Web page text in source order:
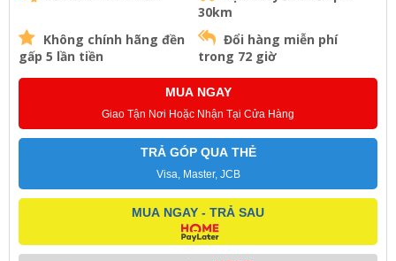
30km
Không chính hãng đền
gấp 5 lần tiền
Đổi hàng miễn phí
trong 72 giờ
MUA NGAY
Giao Tận Nơi Hoặc Nhận Tại Cửa Hàng
TRẢ GÓP QUA THẺ
Visa, Master, JCB
MUA NGAY - TRẢ SAU